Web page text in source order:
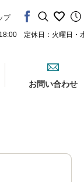
プ
定休日：火曜日・
お問い合わせ